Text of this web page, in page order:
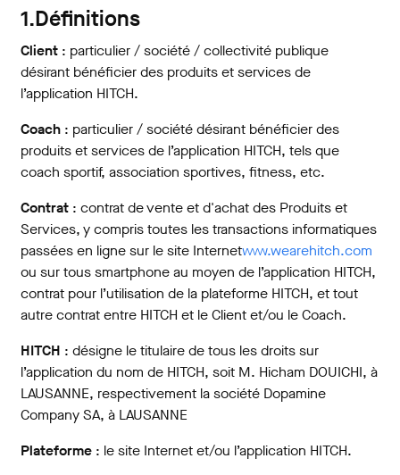
1.Définitions
Client : particulier / société / collectivité publique
désirant bénéficier des produits et services de
l’application HITCH.
Coach : particulier / société désirant bénéficier des
produits et services de l’application HITCH, tels que
coach sportif, association sportives, fitness, etc.
Contrat : contrat de vente et d'achat des Produits et
Services, y compris toutes les transactions informatiques
passées en ligne sur le site Internetwww.wearehitch.com
ou sur tous smartphone au moyen de l’application HITCH,
contrat pour l’utilisation de la plateforme HITCH, et tout
autre contrat entre HITCH et le Client et/ou le Coach.
HITCH : désigne le titulaire de tous les droits sur
l’application du nom de HITCH, soit M. Hicham DOUICHI, à
LAUSANNE, respectivement la société Dopamine
Company SA, à LAUSANNE
Plateforme : le site Internet et/ou l’application HITCH.